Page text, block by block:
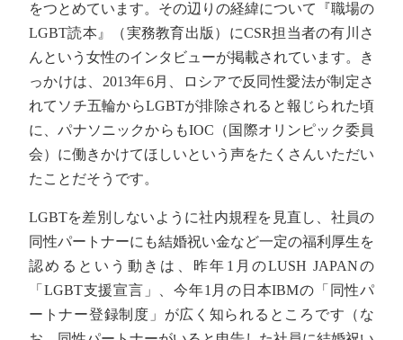
をつとめています。その辺りの経緯について『職場の
LGBT読本』（実務教育出版）にCSR担当者の有川さ
んという女性のインタビューが掲載されています。き
っかけは、2013年6月、ロシアで反同性愛法が制定さ
れてソチ五輪からLGBTが排除されると報じられた頃
に、パナソニックからもIOC（国際オリンピック委員
会）に働きかけてほしいという声をたくさんいただい
たことだそうです。
LGBTを差別しないように社内規程を見直し、社員の
同性パートナーにも結婚祝い金など一定の福利厚生を
認めるという動きは、昨年1月のLUSH JAPANの
「LGBT支援宣言」、今年1月の日本IBMの「同性パ
ートナー登録制度」が広く知られるところです（な